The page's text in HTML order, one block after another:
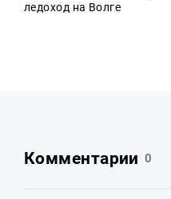
ледоход на Волге
Комментарии 0